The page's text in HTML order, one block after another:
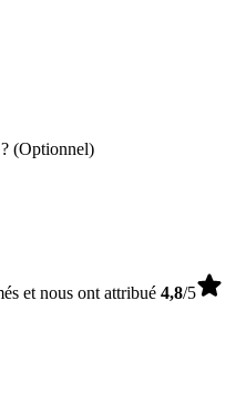
(Optionnel)
et nous ont attribué 4,8/5